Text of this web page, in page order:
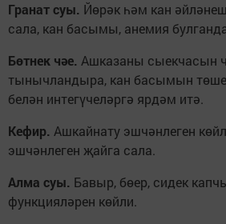
Гранат суы. Йөрәк һәм кан
сала, кан басымы, анемия
Бөтнек чәе. Ашказаны сыекчасын
тынычландыра, кан басымын
белән интегүчеләргә ярдәм итә.
Кефир. Ашкайнату эшчәнлеген
эшчәнлеген җайга сала.
Алма суы. Бавыр, бөер, сидек
функцияләрен көйли.